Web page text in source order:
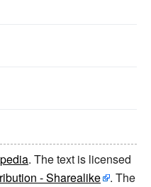
. The text is licensed
- Sharealike . The